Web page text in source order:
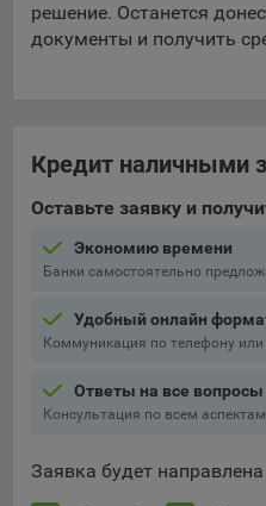
решение. Останется
документы и получить
Кредит наличными
Оставьте заявку и
Экономию времени
Банки самостоятельно
Удобный онлайн
Коммуникация по телефону
Ответы на все вопросы
Консультация по всем
Заявка будет